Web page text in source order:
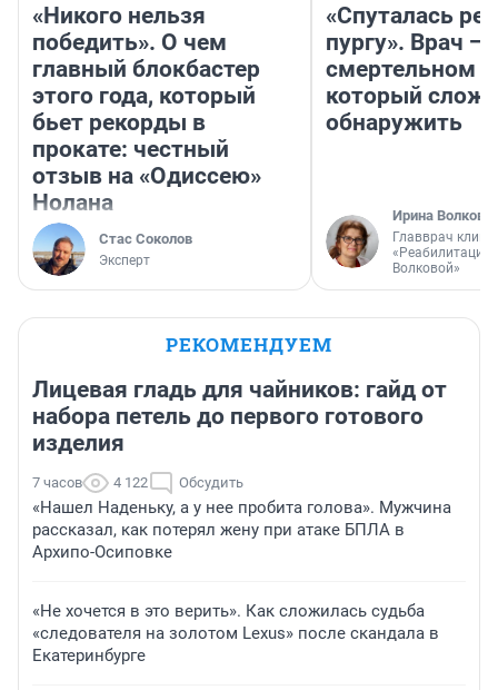
«Никого нельзя
победить». О чем
главный блокбастер
этого года, который
бьет рекорды в
прокате: честный
отзыв на «Одиссею»
Нолана
Стас Соколов
Эксперт
«Спуталась
пургу». Врач —
смертельном
который
обнаружить
Ирина Волкова
Главврач
«Реабилитация
Волковой»
РЕКОМЕНДУЕМ
Лицевая гладь для чайников: гайд от
набора петель до первого готового
изделия
7 часов 4 122 Обсудить
«Нашел Наденьку, а у нее пробита голова». Мужчина
рассказал, как потерял жену при атаке БПЛА в
Архипо-Осиповке
«Не хочется в это верить». Как сложилась судьба
«следователя на золотом Lexus» после скандала в
Екатеринбурге